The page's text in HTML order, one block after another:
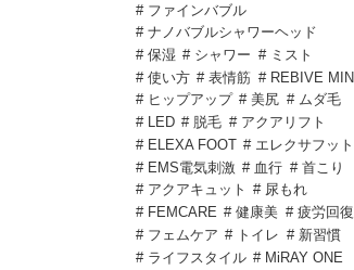
# ファインバブル
# ナノバブルシャワーヘッド
# 保湿 # シャワー # ミスト
# 使い方 # 表情筋 # REBIVE MINI
# ヒップアップ # 美尻 # ムダ毛
# LED # 脱毛 # アクアリフト
# ELEXA FOOT # エレクサフット
# EMS電気刺激 # 血行 # 首こり
# アクアキュット
# 尿もれ
# FEMCARE # 健康美 # 疲労回復
# フェムケア # トイレ # 新習慣
# ライフスタイル # MiRAY ONE